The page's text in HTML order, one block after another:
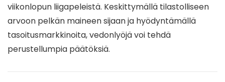
viikonlopun liigapeleistä. Keskittymällä tilastolliseen
arvoon pelkän maineen sijaan ja hyödyntämällä
tasoitusmarkkinoita, vedonlyöjä voi tehdä
perustellumpia päätöksiä.